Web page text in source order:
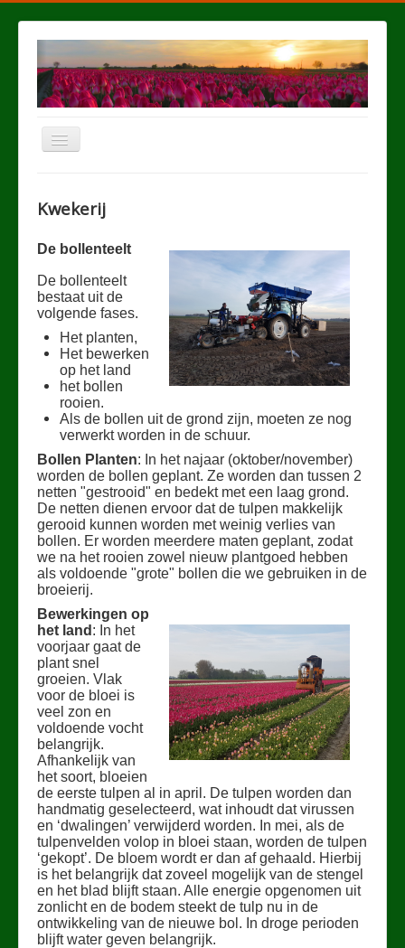
Schakelen
navigatie
Broeierij
Kwekerij
Duurzaamheid en milieu
Verkoop
Vakantiewerk
Bol en bloem
Foto's
Contact
Kwekerij
De bollenteelt
De bollenteelt
bestaat uit de
volgende fases.
Het planten,
Het bewerken
op het land
het bollen
rooien.
Als de bollen uit de grond zijn, moeten ze nog
verwerkt worden in de schuur.
Bollen Planten: In het najaar (oktober/november)
worden de bollen geplant. Ze worden dan tussen 2
netten "gestrooid" en bedekt met een laag grond.
De netten dienen ervoor dat de tulpen makkelijk
gerooid kunnen worden met weinig verlies van
bollen. Er worden meerdere maten geplant, zodat
we na het rooien zowel nieuw plantgoed hebben
als voldoende "grote" bollen die we gebruiken in de
broeierij.
Bewerkingen op
het land : In het
voorjaar gaat de
plant snel
groeien. Vlak
voor de bloei is
veel zon en
voldoende vocht
belangrijk.
Afhankelijk van
het soort, bloeien
de eerste tulpen al in april. De tulpen worden dan
handmatig geselecteerd, wat inhoudt dat virussen
en ‘dwalingen’ verwijderd worden. In mei, als de
tulpenvelden volop in bloei staan, worden de tulpen
‘gekopt’. De bloem wordt er dan af gehaald. Hierbij
is het belangrijk dat zoveel mogelijk van de stengel
en het blad blijft staan. Alle energie opgenomen uit
zonlicht en de bodem steekt de tulp nu in de
ontwikkeling van de nieuwe bol. In droge perioden
blijft water geven belangrijk.